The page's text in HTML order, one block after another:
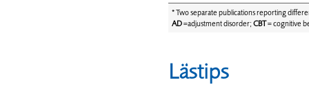
* Two separate publications reporting
AD=adjustment disorder;CBT= cognitive
Lästips